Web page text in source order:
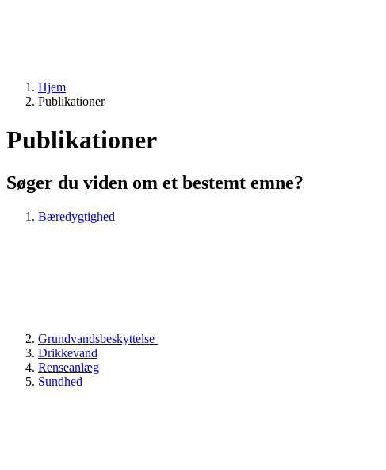
Hjem
Publikationer
Publikationer
Søger du viden om et bestemt emne?
Bæredygtighed
Grundvandsbeskyttelse
Drikkevand
Renseanlæg
Sundhed